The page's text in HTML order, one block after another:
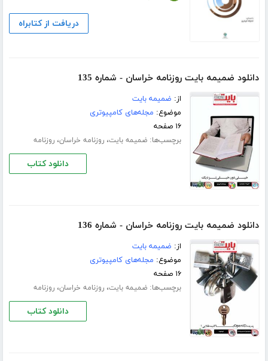
دریافت از کتابراه
دانلود ضمیمه بایت روزنامه خراسان - شماره 135
از: ضمیمه بایت
موضوع: مجله‌های کامپیوتری
۱۶ صفحه
برچسب‌ها:ضمیمه بایت،روزنامه خراسان،روزنامه
دانلود کتاب
دانلود ضمیمه بایت روزنامه خراسان - شماره 136
از: ضمیمه بایت
موضوع: مجله‌های کامپیوتری
۱۶ صفحه
برچسب‌ها:ضمیمه بایت،روزنامه خراسان،روزنامه
دانلود کتاب